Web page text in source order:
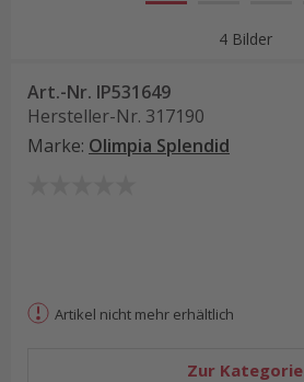
4 Bilder
Art.-Nr. IP531649
Hersteller-Nr. 317190
Marke: Olimpia Splendid
Artikel nicht mehr erhältlich
Zur Kategorie